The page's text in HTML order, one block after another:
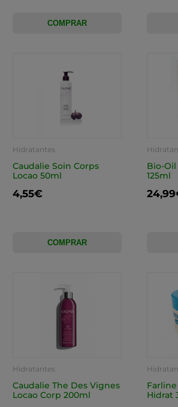
COMPRAR
Hidratantes
Caudalie Soin Corps
Locao 50ml
4,55€
COMPRAR
Bio-
125ml
Hidratantes
Caudalie The Des Vignes
Locao Corp 200ml
Hidrat